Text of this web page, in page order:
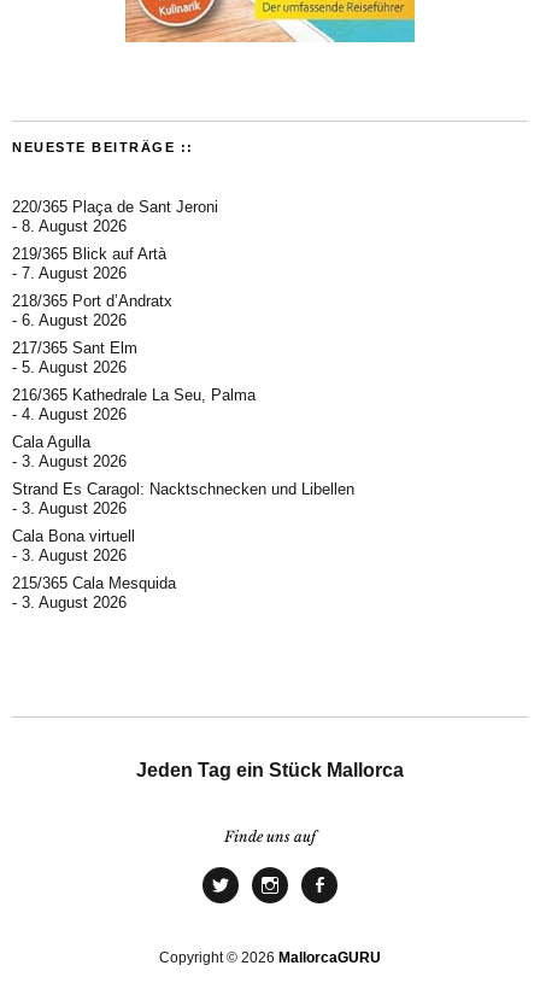
NEUESTE BEITRÄGE ::
220/365 Plaça de Sant Jeroni
8. August 2026
219/365 Blick auf Artà
7. August 2026
218/365 Port d’Andratx
6. August 2026
217/365 Sant Elm
5. August 2026
216/365 Kathedrale La Seu, Palma
4. August 2026
Cala Agulla
3. August 2026
Strand Es Caragol: Nacktschnecken und Libellen
3. August 2026
Cala Bona virtuell
3. August 2026
215/365 Cala Mesquida
3. August 2026
Jeden Tag ein Stück Mallorca
Finde uns auf
Copyright © 2026 MallorcaGURU